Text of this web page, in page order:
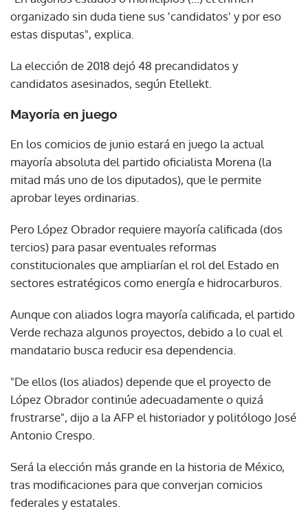
organizado sin duda tiene sus 'candidatos' y por eso
estas disputas", explica.
La elección de 2018 dejó 48 precandidatos y
candidatos asesinados, según Etellekt.
Mayoría en juego
En los comicios de junio estará en juego la actual
mayoría absoluta del partido oficialista Morena (la
mitad más uno de los diputados), que le permite
aprobar leyes ordinarias.
Pero López Obrador requiere mayoría calificada (dos
tercios) para pasar eventuales reformas
constitucionales que ampliarían el rol del Estado en
sectores estratégicos como energía e hidrocarburos.
Aunque con aliados logra mayoría calificada, el partido
Verde rechaza algunos proyectos, debido a lo cual el
mandatario busca reducir esa dependencia.
"De ellos (los aliados) depende que el proyecto de
López Obrador continúe adecuadamente o quizá
frustrarse", dijo a la AFP el historiador y politólogo José
Antonio Crespo.
Será la elección más grande en la historia de México,
tras modificaciones para que converjan comicios
federales y estatales.